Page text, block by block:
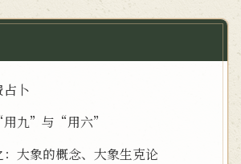
卜
用九”与“用六”
大象的概念、大象生克论